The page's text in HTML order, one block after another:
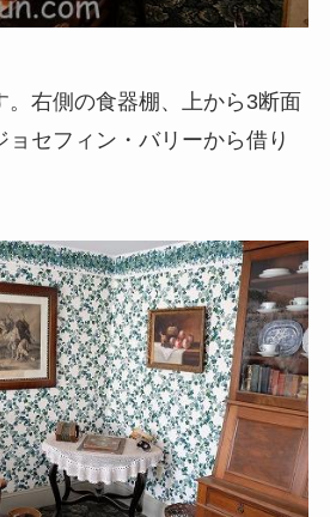
。右側の食器棚、上から3断面
セフィン・バリーから借り